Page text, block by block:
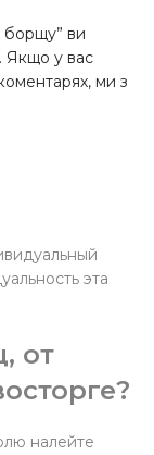
борщу” ви
Якщо у вас
ми з
эта
от
налейте